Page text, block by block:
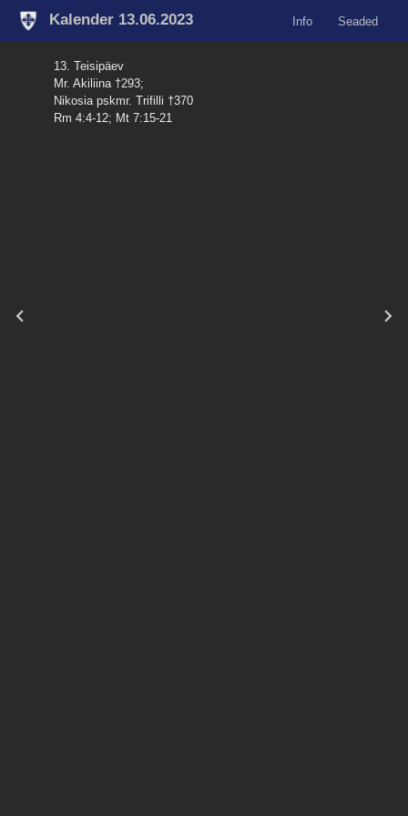
Kalender 13.06.2023 Info Seaded
13. Teisipäev
Mr. Akiliina †293;
Nikosia pskmr. Trifilli †370
Rm 4:4-12; Mt 7:15-21